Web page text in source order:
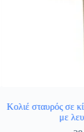
Κολιέ σταυρός σε
με